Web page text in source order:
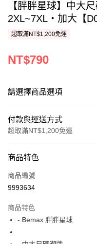
【胖胖星球】中大
2XL~7XL‧加大【
超取滿NT$1,200免運
NT$790
請選擇商品選項
付款與運送方式
超取滿NT$1,200免運
信用卡一次付款
超商取貨付款
Apple Pay
街口支付
商品特色
商品編號
9993634
商品特色
- Bemax 胖胖星球